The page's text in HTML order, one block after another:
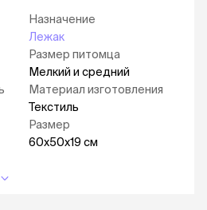
Назначение
Лежак
Размер питомца
Мелкий и средний
Материал изготовления
Текстиль
Размер
60х50х19 см